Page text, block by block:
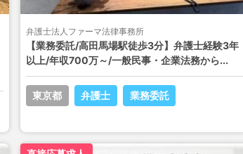
弁護士法人ファーマ法律事務所
【業務委託/高田馬場駅徒歩3分】弁護士経験3年
以上/年収700万～/一般民事・企業法務から...
東京都 弁護士 業務委託